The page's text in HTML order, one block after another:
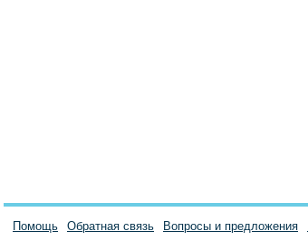
Помощь Обратная связь Вопросы и предложения